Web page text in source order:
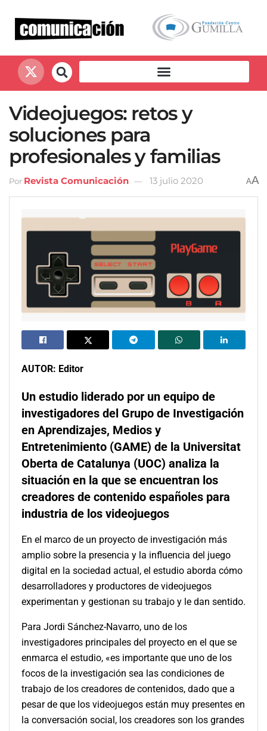
Videojuegos: retos y
soluciones para
profesionales y familias
Por Revista Comunicación 13 julio 2020 AA
AUTOR: Editor
Un estudio liderado por un equipo de
investigadores del Grupo de Investigación
en Aprendizajes, Medios y
Entretenimiento (GAME) de la Universitat
Oberta de Catalunya (UOC) analiza la
situación en la que se encuentran los
creadores de contenido españoles para
industria de los videojuegos
En el marco de un proyecto de investigación más
amplio sobre la presencia y la influencia del juego
digital en la sociedad actual, el estudio aborda cómo
desarrolladores y productores de videojuegos
experimentan y gestionan su trabajo y le dan sentido.
Para Jordi Sánchez-Navarro, uno de los
investigadores principales del proyecto en el que se
enmarca el estudio, «es importante que uno de los
focos de la investigación sea las condiciones de
trabajo de los creadores de contenidos, dado que a
pesar de que los videojuegos están muy presentes en
la conversación social, los creadores son los grandes